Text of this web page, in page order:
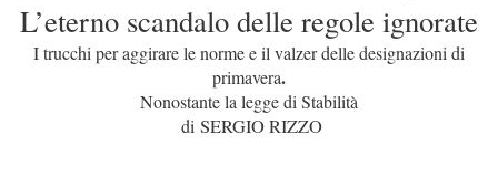
L’eterno scandalo delle regole ignorate
I trucchi per aggirare le norme e il valzer delle designazioni di
primavera.
Nonostante la legge di Stabilità
di SERGIO RIZZO